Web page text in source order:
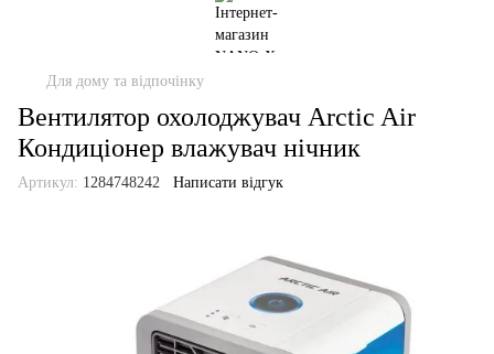
Для дому та відпочінку
Вентилятор охолоджувач Arctic Air
Кондиціонер влажувач нічник
Артикул: 1284748242 Написати відгук